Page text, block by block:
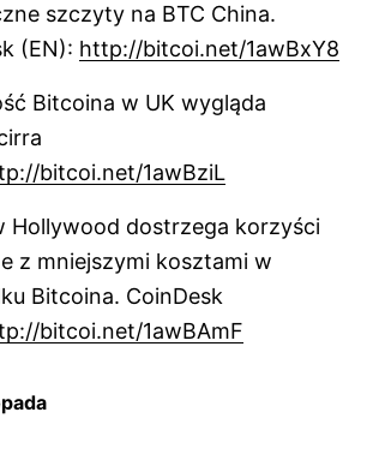
szczyty na BTC China.
(EN): http://bitcoi.net/1awBxY8
Bitcoina w UK wygląda
bitcoi.net/1awBziL
Hollywood dostrzega korzyści
z mniejszymi kosztami w
Bitcoina. CoinDesk
bitcoi.net/1awBAmF